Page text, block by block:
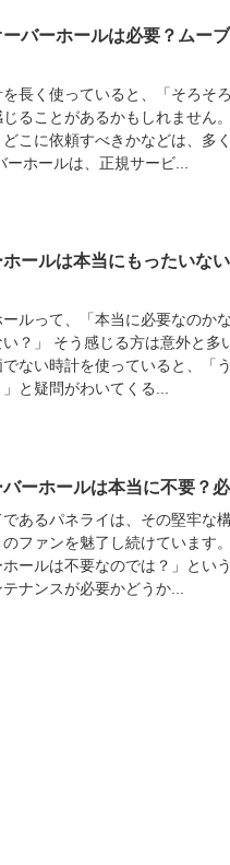
バーホールは必要？ムー
長く使っていると、「そろそ
ることがあるかもしれません
こに依頼すべきかなどは、多
ホールは、正規サービ...
ールは本当にもったいな
ルって、「本当に必要なのか
？」 そう感じる方は意外と多
ない時計を使っていると、「
と疑問がわいてくる...
ーホールは本当に不要？
あるパネライは、その堅牢な
ファンを魅了し続けています
ールは不要なのでは？」とい
ナンスが必要かどうか...